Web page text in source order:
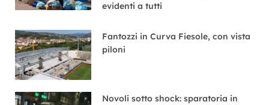
evidenti a tutti
Fantozzi in Curva Fiesole, con vista
piloni
Novoli sotto shock: sparatoria in